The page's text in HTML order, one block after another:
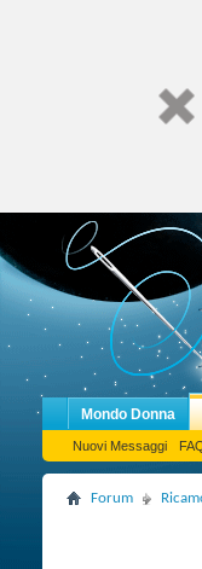
Mondo Donna
Nuovi Messaggi
Forum